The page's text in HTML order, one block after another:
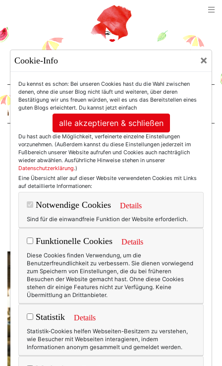
For Women. Not Girls.
Einträge mit dem
Tag: Adventszeit
2024
Cookie-Info ×
Du kennst es schon: Bei unseren Cookies hast du die Wahl zwischen
denen, ohne die unser Blog nicht läuft und weiteren, über deren
Bestätigung wir uns freuen würden, weil es uns das Bereitstellen eines
guten Blogs erleichtert. Du kannst jetzt einfach
alle akzeptieren & schließen
Du hast auch die Möglichkeit, verfeinerte einzelne Einstellungen
vorzunehmen. (Außerdem kannst du diese Einstellungen jederzeit im
Fußbereich unserer Website aufrufen und Cookies auch nachträglich
wieder abwählen. Ausführliche Hinweise stehen in unserer
Datenschutzerklärung.)
Eine Übersicht aller auf dieser Website verwendeten Cookies mit Links
auf detaillierte Informationen:
Notwendige Cookies Details
Sind für die einwandfreie Funktion der Website erforderlich.
Funktionelle Cookies Details
Diese Cookies finden Verwendung, um die
Benutzerfreundlichkeit zu verbessern. Sie dienen vorwiegend
zum Speichern von Einstellungen, die du bei früheren
Besuchen der Website gemacht hast. Ohne diese Cookies
stehen dir einige Features nicht zur Verfügung. Keine
Übermittlung an Drittanbieter.
Statistik Details
Statistik-Cookies helfen Webseiten-Besitzern zu verstehen,
wie Besucher mit Webseiten interagieren, indem
Informationen anonym gesammelt und gemeldet werden.